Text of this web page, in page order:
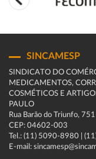
SINCAMESP
SINDICATO DO
MEDICAMENTOS,
COSMÉTICOS E
PAULO
Rua Barão do Triunfo,
CEP: 04602-003
Tel.: (11) 5090-8980 |
E-mail: